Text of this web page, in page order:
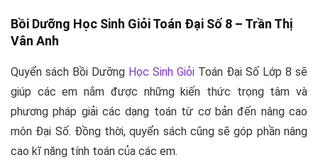
Bồi Dưỡng Học Sinh GiỏiToán Đại Số 8 – Trần Thị
Vân Anh
Quyển sách Bồi Dưỡng Học Sinh Giỏi Toán Đại Số Lớp 8 sẽ
giúp các em nắm được những kiến thức trọng tâm và
phương pháp giải các dạng toán từ cơ bản đến nâng cao
môn Đại Số. Đồng thời, quyển sách cũng sẽ góp phần nâng
cao kĩ năng tính toán của các em.